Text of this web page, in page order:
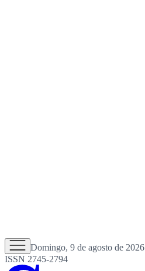
Domingo, 9 de agosto de 2026
ISSN 2745-2794